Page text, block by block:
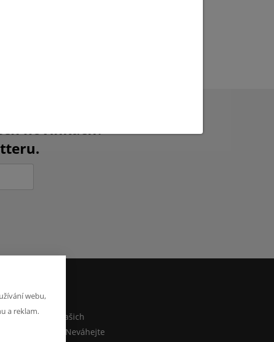
novinkách?
něco sdělit o našich
nebo e-shopu? Neváhejte
webu,
a reklam.